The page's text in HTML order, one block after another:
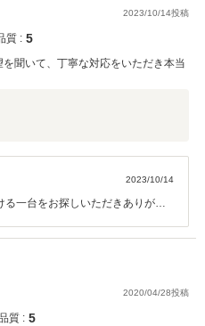
お気軽にご相談ください。今後と
！
2023/10/14投稿
質 : 5
聞いて、丁寧な対応をいただき本当
2023/10/14
に車がお好きで、コルトを大切に
たことで、 きっとコルトも喜ん
ください。 今後ともよろしくお願
2020/04/28投稿
質 : 5